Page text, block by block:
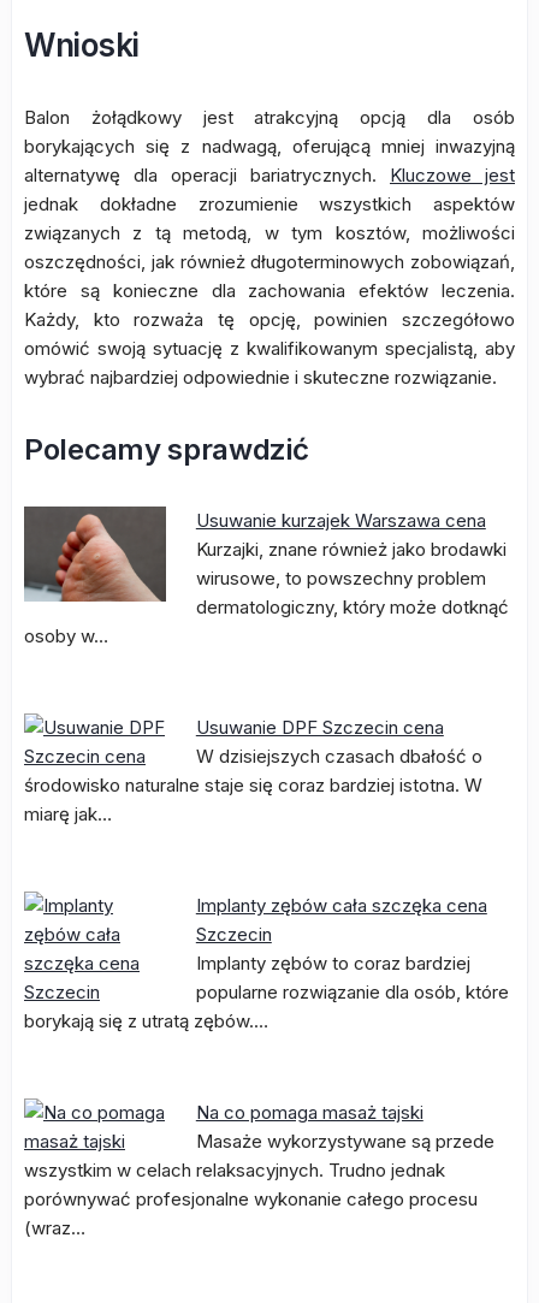
Wnioski
Balon żołądkowy jest atrakcyjną opcją dla osób
borykających się z nadwagą, oferującą mniej inwazyjną
alternatywę dla operacji bariatrycznych. Kluczowe jest
jednak dokładne zrozumienie wszystkich aspektów
związanych z tą metodą, w tym kosztów, możliwości
oszczędności, jak również długoterminowych zobowiązań,
które są konieczne dla zachowania efektów leczenia.
Każdy, kto rozważa tę opcję, powinien szczegółowo
omówić swoją sytuację z kwalifikowanym specjalistą, aby
wybrać najbardziej odpowiednie i skuteczne rozwiązanie.
Polecamy sprawdzić
Usuwanie kurzajek Warszawa cena
Kurzajki, znane również jako brodawki
wirusowe, to powszechny problem
dermatologiczny, który może dotknąć
osoby w…
Usuwanie DPF Szczecin cena
W dzisiejszych czasach dbałość o
środowisko naturalne staje się coraz bardziej istotna. W
miarę jak…
Implanty zębów cała szczęka cena
Szczecin
Implanty zębów to coraz bardziej
popularne rozwiązanie dla osób, które
borykają się z utratą zębów.…
Na co pomaga masaż tajski
Masaże wykorzystywane są przede
wszystkim w celach relaksacyjnych. Trudno jednak
porównywać profesjonalne wykonanie całego procesu
(wraz…